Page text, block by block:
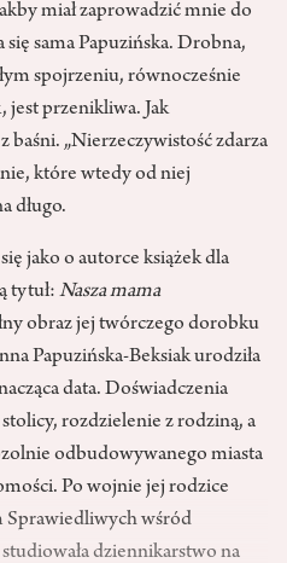
miał zaprowadzić mnie do
sama Papuzińska. Drobna,
spojrzeniu, równocześnie
jest przenikliwa. Jak
baśni. „Nierzeczywistość zdarza
które wtedy od niej
długo.
jako o autorce książek dla
tytuł: Nasza mama
obraz jej twórczego dorobku
Papuzińska-Beksiak urodziła
data. Doświadczenia
rozdzielenie z rodziną, a
odbudowywanego miasta
Po wojnie jej rodzice
Sprawiedliwych wśród
dziennikarstwo na